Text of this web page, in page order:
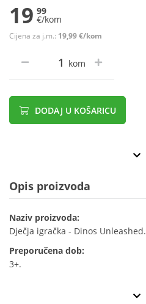
19 99
€/kom
Cijena za j.m.: 19,99 €/kom
kom
DODAJ U KOŠARICU
Opis proizvoda
Naziv proizvoda:
Dječja igračka - Dinos Unleashed.
Preporučena dob:
3+.